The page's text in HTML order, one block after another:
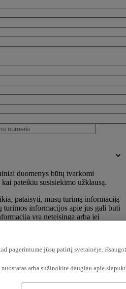
duomenys būtų tvarkomi
pateikiu susisiekimo užklausą.
pataisyti, mūsų turimą informaciją
turimos informacijos apie jus gali būti
yra neteisinga arba jei
personnelles, nous attirons votre
pagerintume jūsų patirtį svetainėje,
arba sužinokite daugiau apie